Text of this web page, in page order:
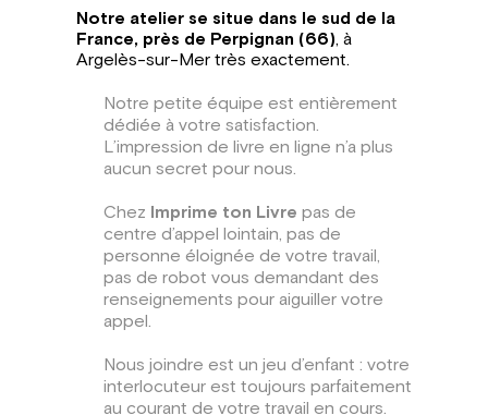
Notre atelier se situe dans le sud de la
France, près de Perpignan (66), à
Argelès-sur-Mer très exactement.
Notre petite équipe est entièrement
dédiée à votre satisfaction.
L’impression de livre en ligne n’a plus
aucun secret pour nous.
Chez Imprime ton Livre pas de
centre d’appel lointain, pas de
personne éloignée de votre travail,
pas de robot vous demandant des
renseignements pour aiguiller votre
appel.
Nous joindre est un jeu d’enfant : votre
interlocuteur est toujours parfaitement
au courant de votre travail en cours.